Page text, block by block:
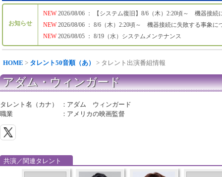
お知らせ
NEW
NEW
NEW
2026/08/06 ： 【システム復旧】8/6（木）2:20頃～ 機器接続
2026/08/06 ： 8/6（木）2:20頃～ 機器接続に失敗する事象に
2026/08/05 ： 8/19（水）システムメンテナンス
HOME > タレント50音順（あ） > タレント出演番組情報
アダム・ウィンガード
タレント名（カナ） ： アダム ウィンガード
職業
： アメリカの映画監督
共演／関連タレント